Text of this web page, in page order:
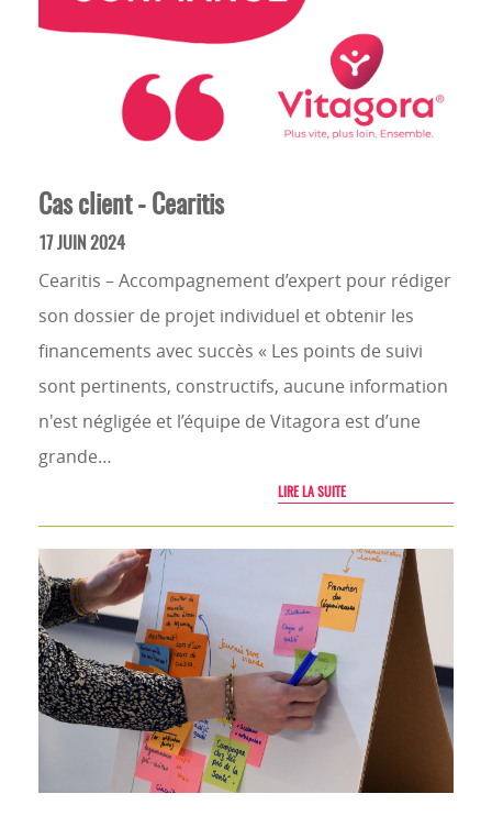
Cas client - Cearitis
17 JUIN 2024
Cearitis – Accompagnement d’expert pour rédiger
son dossier de projet individuel et obtenir les
financements avec succès « Les points de suivi
sont pertinents, constructifs, aucune information
n'est négligée et l’équipe de Vitagora est d’une
grande…
LIRE LA SUITE